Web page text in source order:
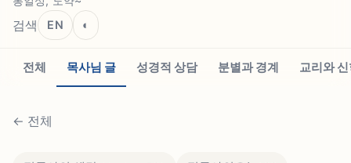
검색 EN ◐
전체 목사님 글 성경적 상담 분별과 경계 교리와
← 전체